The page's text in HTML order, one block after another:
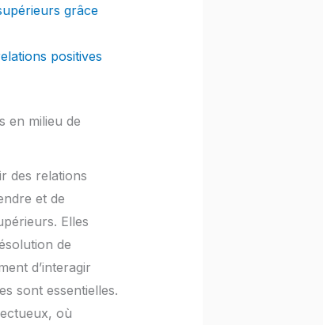
grâce
positives
en milieu de
des relations
et de
Elles
de
d’interagir
sont essentielles.
où